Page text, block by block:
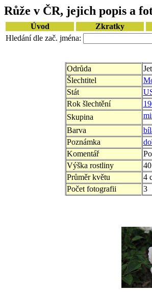
Růže v ČR, jejich popis a
Úvod Zkratky
Hledání dle zač. jména:
Odrůda
Šlechtitel
Stát
Rok šlechtění
Skupina
Barva
Poznámka
Komentář
Výška rostliny
Průměr květu
4
Počet fotografii
3